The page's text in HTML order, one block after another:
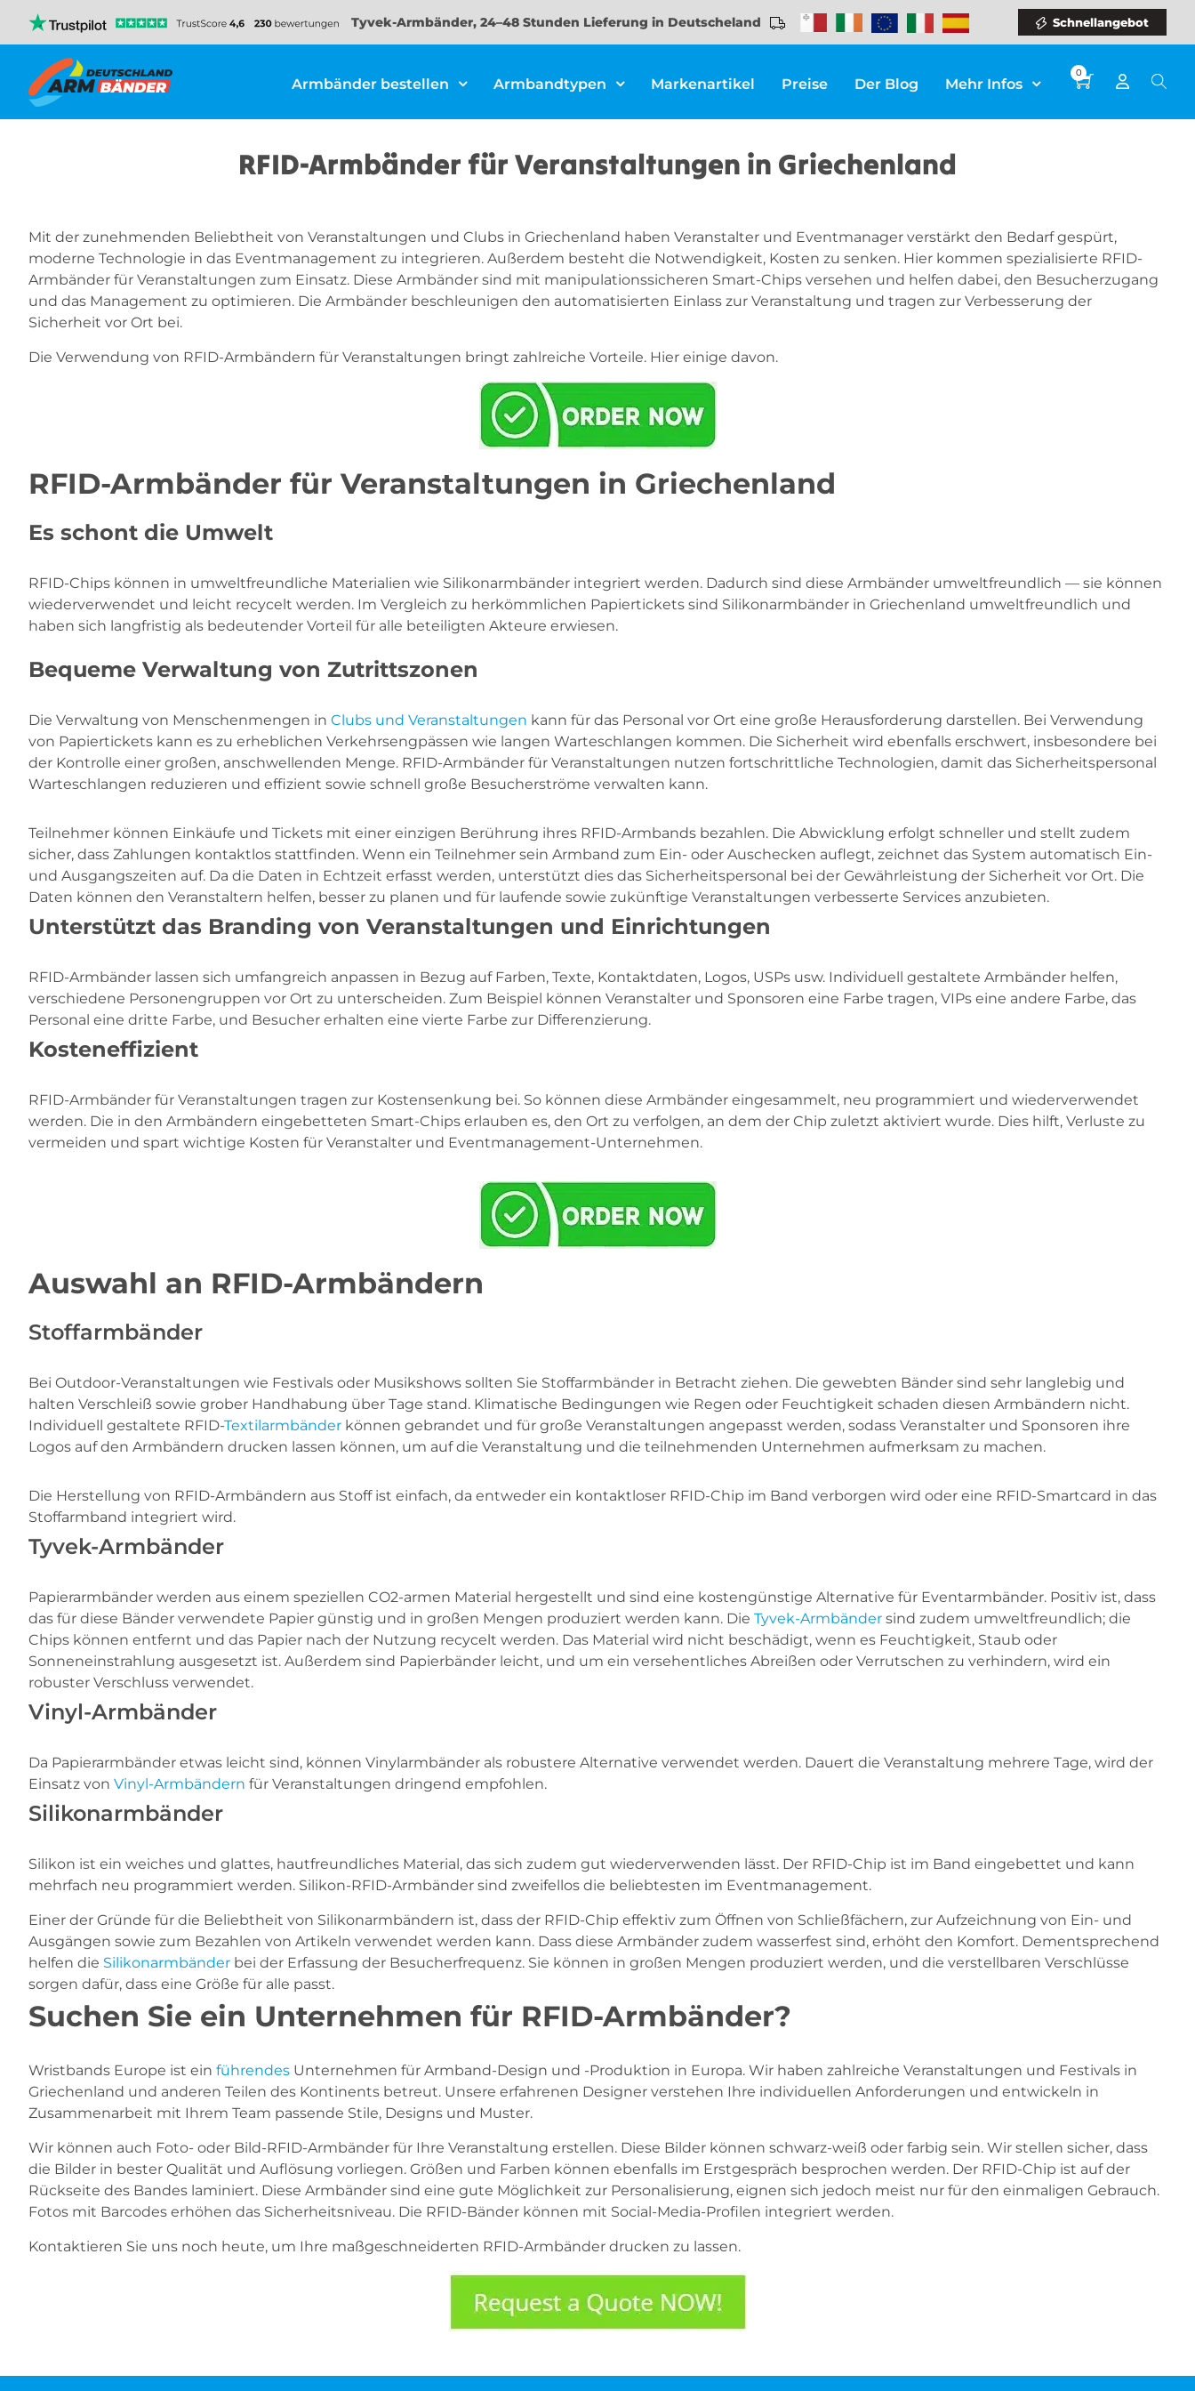
Tyvek-Armbänder, 24–48 Stunden Lieferung in Deutscheland Schnellangebot
Armbänder bestellen Armbandtypen Markenartikel Preise Der Blog Mehr Infos
0
RFID-Armbänder für Veranstaltungen in Griechenland
Mit der zunehmenden Beliebtheit von Veranstaltungen und Clubs in Griechenland haben Veranstalter und Eventmanager verstärkt den Bedarf gespürt,
moderne Technologie in das Eventmanagement zu integrieren. Außerdem besteht die Notwendigkeit, Kosten zu senken. Hier kommen spezialisierte RFID-
Armbänder für Veranstaltungen zum Einsatz. Diese Armbänder sind mit manipulationssicheren Smart-Chips versehen und helfen dabei, den Besucherzugang
und das Management zu optimieren. Die Armbänder beschleunigen den automatisierten Einlass zur Veranstaltung und tragen zur Verbesserung der
Sicherheit vor Ort bei.
Die Verwendung von RFID-Armbändern für Veranstaltungen bringt zahlreiche Vorteile. Hier einige davon.
RFID-Armbänder für Veranstaltungen in Griechenland
Es schont die Umwelt
RFID-Chips können in umweltfreundliche Materialien wie Silikonarmbänder integriert werden. Dadurch sind diese Armbänder umweltfreundlich — sie können
wiederverwendet und leicht recycelt werden. Im Vergleich zu herkömmlichen Papiertickets sind Silikonarmbänder in Griechenland umweltfreundlich und
haben sich langfristig als bedeutender Vorteil für alle beteiligten Akteure erwiesen.
Bequeme Verwaltung von Zutrittszonen
Die Verwaltung von Menschenmengen in Clubs und Veranstaltungen kann für das Personal vor Ort eine große Herausforderung darstellen. Bei Verwendung
von Papiertickets kann es zu erheblichen Verkehrsengpässen wie langen Warteschlangen kommen. Die Sicherheit wird ebenfalls erschwert, insbesondere bei
der Kontrolle einer großen, anschwellen­den Menge. RFID-Armbänder für Veranstaltungen nutzen fortschrittliche Technologien, damit das Sicherheitspersonal
Warteschlangen reduzieren und effizient sowie schnell große Besucherströme verwalten kann.
Teilnehmer können Einkäufe und Tickets mit einer einzigen Berührung ihres RFID-Armbands bezahlen. Die Abwicklung erfolgt schneller und stellt zudem
sicher, dass Zahlungen kontaktlos stattfinden. Wenn ein Teilnehmer sein Armband zum Ein- oder Auschecken auflegt, zeichnet das System automatisch Ein-
und Ausgangszeiten auf. Da die Daten in Echtzeit erfasst werden, unterstützt dies das Sicherheitspersonal bei der Gewährleistung der Sicherheit vor Ort. Die
Daten können den Veranstaltern helfen, besser zu planen und für laufende sowie zukünftige Veranstaltungen verbesserte Services anzubieten.
Unterstützt das Branding von Veranstaltungen und Einrichtungen
RFID-Armbänder lassen sich umfangreich anpassen in Bezug auf Farben, Texte, Kontaktdaten, Logos, USPs usw. Individuell gestaltete Armbänder helfen,
verschiedene Personengruppen vor Ort zu unterscheiden. Zum Beispiel können Veranstalter und Sponsoren eine Farbe tragen, VIPs eine andere Farbe, das
Personal eine dritte Farbe, und Besucher erhalten eine vierte Farbe zur Differenzierung.
Kosteneffizient
RFID-Armbänder für Veranstaltungen tragen zur Kostensenkung bei. So können diese Armbänder eingesammelt, neu programmiert und wiederverwendet
werden. Die in den Armbändern eingebetteten Smart-Chips erlauben es, den Ort zu verfolgen, an dem der Chip zuletzt aktiviert wurde. Dies hilft, Verluste zu
vermeiden und spart wichtige Kosten für Veranstalter und Eventmanagement-Unternehmen.
Auswahl an RFID-Armbändern
Stoffarmbänder
Bei Outdoor-Veranstaltungen wie Festivals oder Musikshows sollten Sie Stoffarmbänder in Betracht ziehen. Die gewebten Bänder sind sehr langlebig und
halten Verschleiß sowie grober Handhabung über Tage stand. Klimatische Bedingungen wie Regen oder Feuchtigkeit schaden diesen Armbändern nicht.
Individuell gestaltete RFID-Textilarmbänder können gebrandet und für große Veranstaltungen angepasst werden, sodass Veranstalter und Sponsoren ihre
Logos auf den Armbändern drucken lassen können, um auf die Veranstaltung und die teilnehmenden Unternehmen aufmerksam zu machen.
Die Herstellung von RFID-Armbändern aus Stoff ist einfach, da entweder ein kontaktloser RFID-Chip im Band verborgen wird oder eine RFID-Smartcard in das
Stoffarmband integriert wird.
Tyvek-Armbänder
Papierarmbänder werden aus einem speziellen CO2-armen Material hergestellt und sind eine kostengünstige Alternative für Eventarmbänder. Positiv ist, dass
das für diese Bänder verwendete Papier günstig und in großen Mengen produziert werden kann. Die Tyvek-Armbänder sind zudem umweltfreundlich; die
Chips können entfernt und das Papier nach der Nutzung recycelt werden. Das Material wird nicht beschädigt, wenn es Feuchtigkeit, Staub oder
Sonneneinstrahlung ausgesetzt ist. Außerdem sind Papierbänder leicht, und um ein versehentliches Abreißen oder Verrutschen zu verhindern, wird ein
robuster Verschluss verwendet.
Vinyl-Armbänder
Da Papierarmbänder etwas leicht sind, können Vinylarmbänder als robustere Alternative verwendet werden. Dauert die Veranstaltung mehrere Tage, wird der
Einsatz von Vinyl-Armbändern für Veranstaltungen dringend empfohlen.
Silikonarmbänder
Silikon ist ein weiches und glattes, hautfreundliches Material, das sich zudem gut wiederverwenden lässt. Der RFID-Chip ist im Band eingebettet und kann
mehrfach neu programmiert werden. Silikon-RFID-Armbänder sind zweifellos die beliebtesten im Eventmanagement.
Einer der Gründe für die Beliebtheit von Silikonarmbändern ist, dass der RFID-Chip effektiv zum Öffnen von Schließfächern, zur Aufzeichnung von Ein- und
Ausgängen sowie zum Bezahlen von Artikeln verwendet werden kann. Dass diese Armbänder zudem wasserfest sind, erhöht den Komfort. Dementsprechend
helfen die Silikonarmbänder bei der Erfassung der Besucherfrequenz. Sie können in großen Mengen produziert werden, und die verstellbaren Verschlüsse
sorgen dafür, dass eine Größe für alle passt.
Suchen Sie ein Unternehmen für RFID-Armbänder?
Wristbands Europe ist ein führendes Unternehmen für Armband-Design und -Produktion in Europa. Wir haben zahlreiche Veranstaltungen und Festivals in
Griechenland und anderen Teilen des Kontinents betreut. Unsere erfahrenen Designer verstehen Ihre individuellen Anforderungen und entwickeln in
Zusammenarbeit mit Ihrem Team passende Stile, Designs und Muster.
Wir können auch Foto- oder Bild-RFID-Armbänder für Ihre Veranstaltung erstellen. Diese Bilder können schwarz-weiß oder farbig sein. Wir stellen sicher, dass
die Bilder in bester Qualität und Auflösung vorliegen. Größen und Farben können ebenfalls im Erstgespräch besprochen werden. Der RFID-Chip ist auf der
Rückseite des Bandes laminiert. Diese Armbänder sind eine gute Möglichkeit zur Personalisierung, eignen sich jedoch meist nur für den einmaligen Gebrauch.
Fotos mit Barcodes erhöhen das Sicherheitsniveau. Die RFID-Bänder können mit Social-Media-Profilen integriert werden.
Kontaktieren Sie uns noch heute, um Ihre maßgeschneiderten RFID-Armbänder drucken zu lassen.